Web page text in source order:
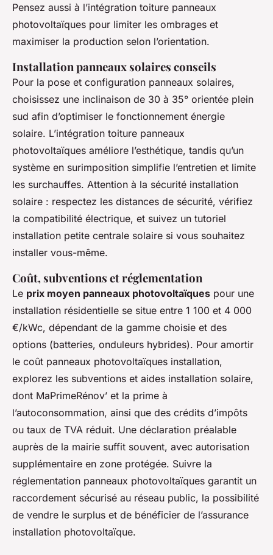
Pensez aussi à l’intégration toiture panneaux
photovoltaïques pour limiter les ombrages et
maximiser la production selon l’orientation.
Installation panneaux solaires conseils
Pour la pose et configuration panneaux solaires,
choisissez une inclinaison de 30 à 35° orientée plein
sud afin d’optimiser le fonctionnement énergie
solaire. L’intégration toiture panneaux
photovoltaïques améliore l’esthétique, tandis qu’un
système en surimposition simplifie l’entretien et limite
les surchauffes. Attention à la sécurité installation
solaire : respectez les distances de sécurité, vérifiez
la compatibilité électrique, et suivez un tutoriel
installation petite centrale solaire si vous souhaitez
installer vous-même.
Coût, subventions et réglementation
Le prix moyen panneaux photovoltaïques pour une
installation résidentielle se situe entre 1 100 et 4 000
€/kWc, dépendant de la gamme choisie et des
options (batteries, onduleurs hybrides). Pour amortir
le coût panneaux photovoltaïques installation,
explorez les subventions et aides installation solaire,
dont MaPrimeRénov’ et la prime à
l’autoconsommation, ainsi que des crédits d’impôts
ou taux de TVA réduit. Une déclaration préalable
auprès de la mairie suffit souvent, avec autorisation
supplémentaire en zone protégée. Suivre la
réglementation panneaux photovoltaïques garantit un
raccordement sécurisé au réseau public, la possibilité
de vendre le surplus et de bénéficier de l’assurance
installation photovoltaïque.